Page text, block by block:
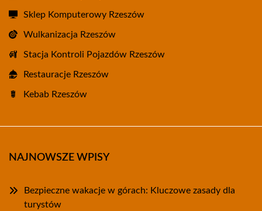
Sklep Komputerowy Rzeszów
Wulkanizacja Rzeszów
Stacja Kontroli Pojazdów Rzeszów
Restauracje Rzeszów
Kebab Rzeszów
NAJNOWSZE WPISY
Bezpieczne wakacje w górach: Kluczowe zasady dla
turystów